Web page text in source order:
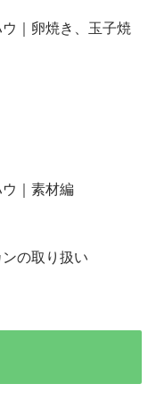
｜卵焼き、玉子焼
｜素材編
の取り扱い